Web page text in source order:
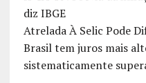
diz IBGE
Atrelada À Selic Pode
Brasil tem juros mais
sistematicamente